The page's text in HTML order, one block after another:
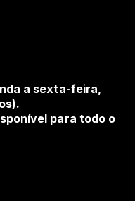
a sexta-feira,
para todo o